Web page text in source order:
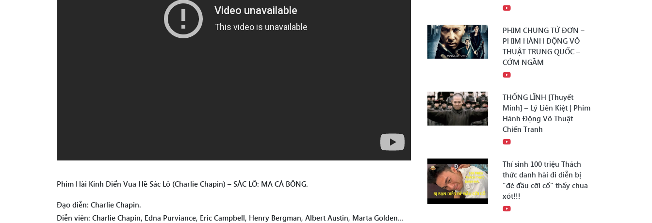
Phim Hài Kinh Điển Vua Hề Sác Lô (Charlie Chapin) – SÁC LÔ: MA CÀ BÔNG.
Đạo diễn: Charlie Chapin.
Diễn viên: Charlie Chapin, Edna Purviance, Eric Campbell, Henry Bergman, Albert Austin, Marta Golden…
PHIM CHUNG TỬ ĐƠN –
PHIM HÀNH ĐỘNG VÕ
THUẬT TRUNG QUỐC –
CỚM NGẦM
THỐNG LĨNH [Thuyết
Minh] – Lý Liên Kiệt | Phim
Hành Động Võ Thuật
Chiến Tranh
Thí sinh 100 triệu Thách
thức danh hài đi diễn bị
"đè đầu cỡi cổ" thấy chua
xót!!!